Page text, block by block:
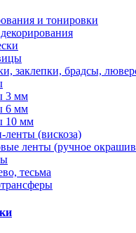
и тонировки
заклепки, брадсы,
3 мм
6 мм
10 мм
ленты (вискоза)
ленты (ручное
тесьма